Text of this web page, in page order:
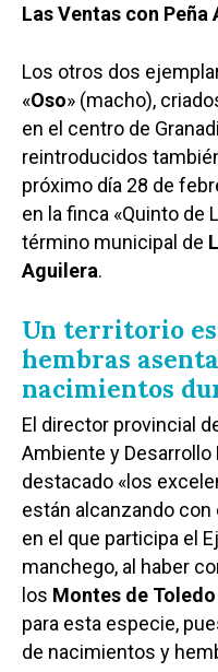
Las Ventas con Peña
Los otros dos
«Oso» (macho),
en el centro de
reintroducidos
próximo día 28 de
en la finca «Quinto de
término municipal de
Aguilera.
Un territorio
hembras
nacimientos
El director provincial
Ambiente y Desarrollo
destacado «los
están alcanzando con
en el que participa el
manchego, al haber
los Montes de Toledo
para esta especie,
de nacimientos y